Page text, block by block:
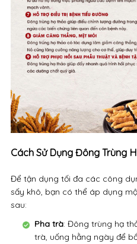
Cách Sử Dụng Đông Trùng
Để tận dụng tối đa các công
sấy khô, bạn có thể áp dụng
sau:
Pha trà: Đông trùng hạ
trà, uống hằng ngày để